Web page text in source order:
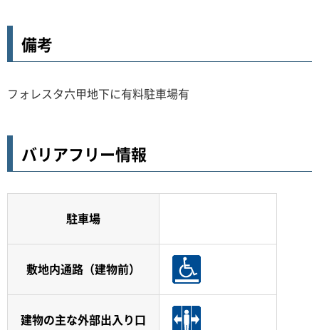
備考
フォレスタ六甲地下に有料駐車場有
バリアフリー情報
駐車場
敷地内通路（建物前）
建物の主な外部出入り口